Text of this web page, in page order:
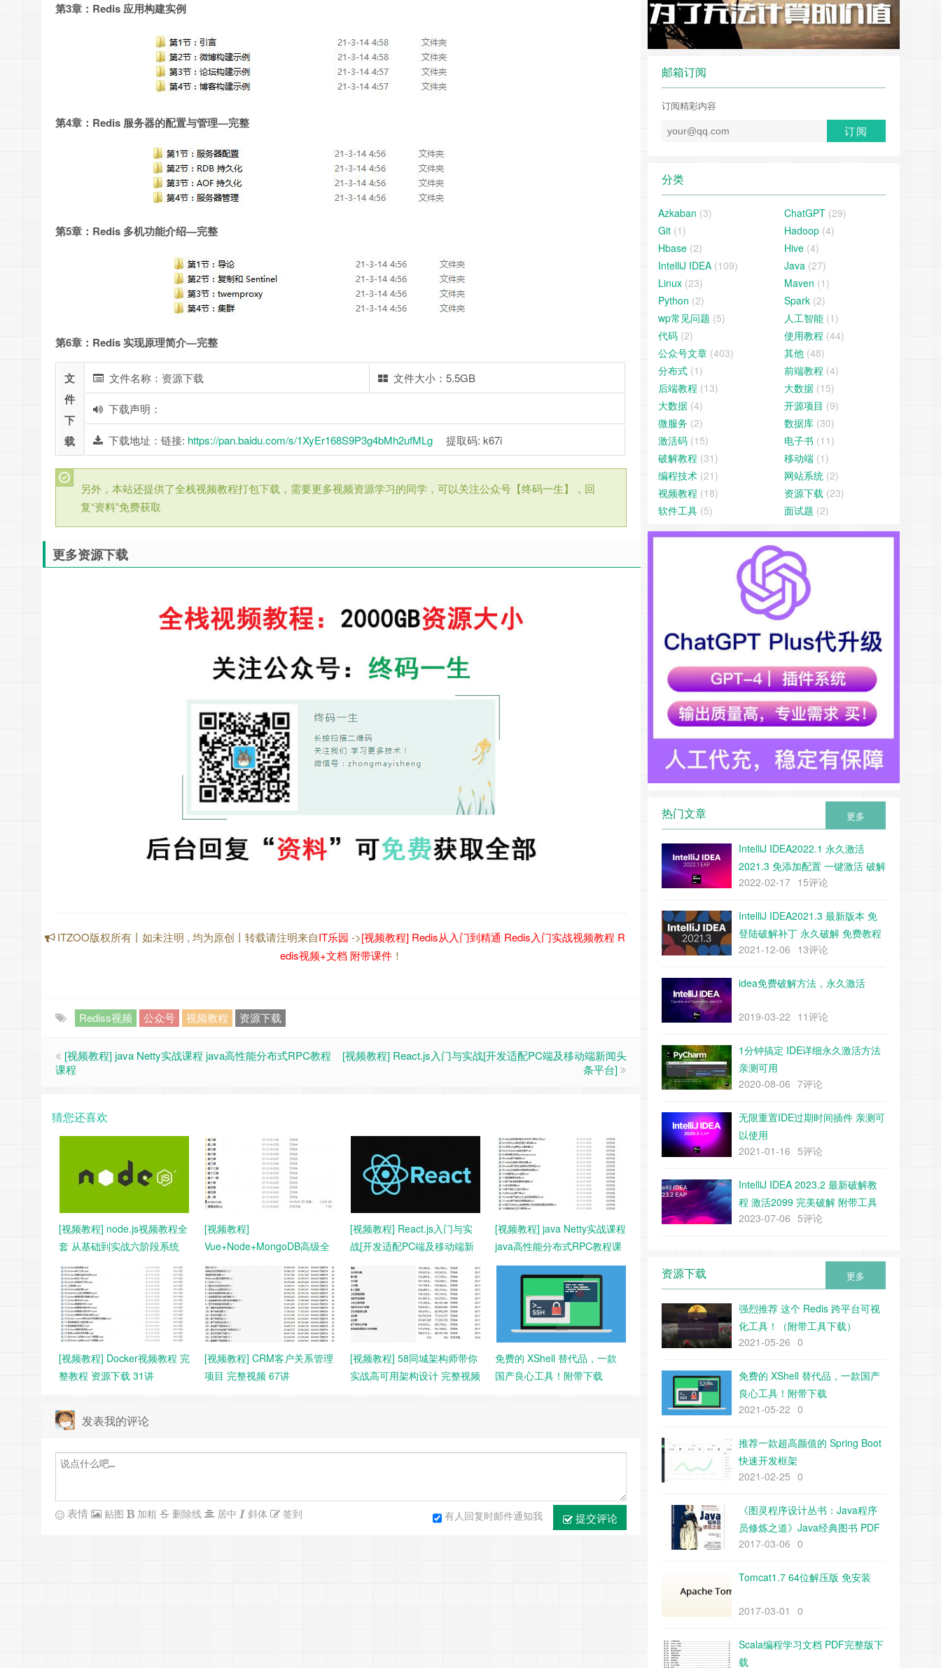
第3章：Redis 应用构建实例
第4章：Redis 服务器的配置与管理—完整
第5章：Redis 多机功能介绍—完整
第6章：Redis 实现原理简介—完整
文
件
下
载
文件名称：资源下载 文件大小：5.5GB
下载声明：
下载地址：链接: https://pan.baidu.com/s/1XyEr168S9P3g4bMh2ufMLg 提取码: k67i
另外，本站还提供了全栈视频教程打包下载，需要更多视频资源学习的同学，可以关注公众号【终码一生】，回
复“资料”免费获取
更多资源下载
ITZOO版权所有丨如未注明 , 均为原创丨转载请注明来自IT乐园 ->[视频教程] Redis从入门到精通 Redis入门实战视频教程 R
edis视频+文档 附带课件！
Rediss视频 公众号 视频教程 资源下载
[视频教程] java Netty实战课程 java高性能分布式RPC教程
课程
[视频教程] React.js入门与实战[开发适配PC端及移动端新闻头
条平台]
猜您还喜欢
[视频教程] node.js视频教程全
套 从基础到实战六阶段系统
前端开发
[视频教程]
Vue+Node+MongoDB高级全
栈 前端视频教程 深入浅出
[视频教程] React.js入门与实
战[开发适配PC端及移动端新
闻头条平台]
[视频教程] java Netty实战课程
java高性能分布式RPC教程课
程
[视频教程] Docker视频教程 完
整教程 资源下载 31讲
[视频教程] CRM客户关系管理
项目 完整视频 67讲
[视频教程] 58同城架构师带你
实战高可用架构设计 完整视频
免费的 XShell 替代品，一款
国产良心工具！附带下载
发表我的评论
提交评论
有人回复时邮件通知我
表情 贴图 加粗 删除线 居中 斜体 签到
邮箱订阅
订阅精彩内容
分类
Azkaban (3) ChatGPT (29)
Git (1) Hadoop (4)
Hbase (2) Hive (4)
IntelliJ IDEA (109) Java (27)
Linux (23) Maven (1)
Python (2) Spark (2)
wp常见问题 (5) 人工智能 (1)
代码 (2) 使用教程 (44)
公众号文章 (403) 其他 (48)
分布式 (1) 前端教程 (4)
后端教程 (13) 大数据 (15)
大数据 (4) 开源项目 (9)
微服务 (2) 数据库 (30)
激活码 (15) 电子书 (11)
破解教程 (31) 移动端 (1)
编程技术 (21) 网站系统 (2)
视频教程 (18) 资源下载 (23)
软件工具 (5) 面试题 (2)
更多
热门文章
IntelliJ IDEA2022.1 永久激活
2021.3 免添加配置 一键激活 破解
教程 附带下载工具
2022-02-17 15评论
IntelliJ IDEA2021.3 最新版本 免
登陆破解补丁 永久破解 免费教程
（附带补丁下载）
2021-12-06 13评论
idea免费破解方法，永久激活
2019-03-22 11评论
1分钟搞定 IDE详细永久激活方法
亲测可用
2020-08-06 7评论
无限重置IDE过期时间插件 亲测可
以使用
2021-01-16 5评论
IntelliJ IDEA 2023.2 最新破解教
程 激活2099 完美破解 附带工具
下载
2023-07-06 5评论
更多
资源下载
强烈推荐 这个 Redis 跨平台可视
化工具！（附带工具下载）
2021-05-26 0
免费的 XShell 替代品，一款国产
良心工具！附带下载
2021-05-22 0
推荐一款超高颜值的 Spring Boot
快速开发框架
2021-02-25 0
《图灵程序设计丛书：Java程序
员修炼之道》Java经典图书 PDF
下载
2017-03-06 0
Tomcat1.7 64位解压版 免安装
2017-03-01 0
Scala编程学习文档 PDF完整版下
载